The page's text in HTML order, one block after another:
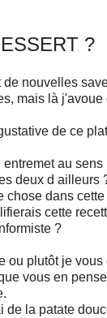
?
nouvelles
mais là j'avoue
de ce
au sens
deux d ailleurs
chose dans
cette
?
ou plutôt je
vous en
de la patate